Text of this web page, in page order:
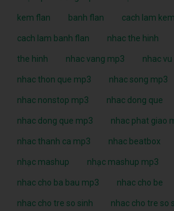
kem flan banh flan cach lam
cach lam banh flan nhac the hinh
the hinh nhac vang mp3 nhac
nhac thon que mp3 nhac song mp3
nhac nonstop mp3 nhac dong que
nhac dong que mp3 nhac phat giao
nhac thanh ca mp3 nhac beatbox
nhạc mashup nhạc mashup mp3
nhac cho ba bau mp3 nhac cho be
nhac cho tre so sinh nhac cho tre so